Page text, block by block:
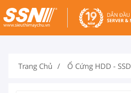
Trang Chủ Ổ Cứng HDD - SSD